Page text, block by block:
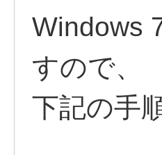
Windows
すので、
下記の手